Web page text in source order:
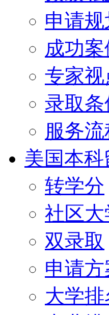
申请规
成功案
专家视
录取条
服务流
美国本科
转学分
社区大
双录取
申请方
大学排